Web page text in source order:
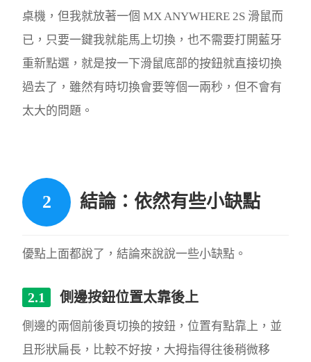
桌機，但我就放著一個 MX ANYWHERE 2S 滑鼠而
已，只要一鍵我就能馬上切換，也不需要打開藍牙
重新點選，就是按一下滑鼠底部的按鈕就直接切換
過去了，雖然有時切換會要等個一兩秒，但不會有
太大的問題。
結論：依然有些小缺點
優點上面都說了，結論來說說一些小缺點。
側邊按鈕位置太靠後上
側邊的兩個前後頁切換的按鈕，位置有點靠上，並
且形狀扁長，比較不好按，大拇指得往後稍微移